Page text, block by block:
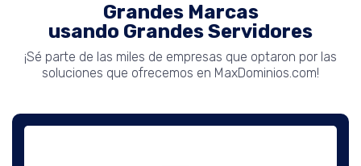
Grandes Marcas
usando Grandes Servidores
¡Sé parte de las miles de empresas que optaron por las
soluciones que ofrecemos en MaxDominios.com!